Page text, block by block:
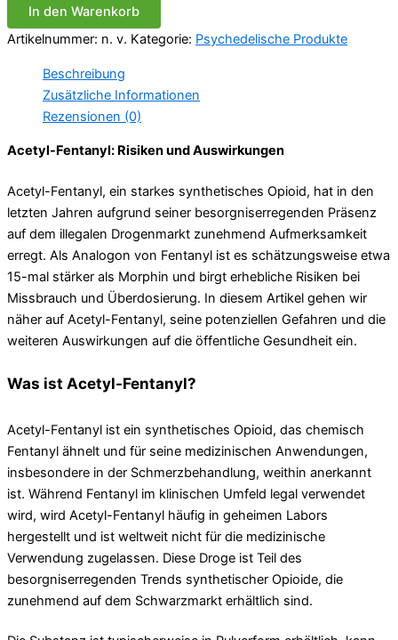
In den Warenkorb
Artikelnummer: n. v. Kategorie: Psychedelische Produkte
Beschreibung
Zusätzliche Informationen
Rezensionen (0)
Acetyl-Fentanyl: Risiken und Auswirkungen
Acetyl-Fentanyl, ein starkes synthetisches Opioid, hat in den
letzten Jahren aufgrund seiner besorgniserregenden Präsenz
auf dem illegalen Drogenmarkt zunehmend Aufmerksamkeit
erregt. Als Analogon von Fentanyl ist es schätzungsweise etwa
15-mal stärker als Morphin und birgt erhebliche Risiken bei
Missbrauch und Überdosierung. In diesem Artikel gehen wir
näher auf Acetyl-Fentanyl, seine potenziellen Gefahren und die
weiteren Auswirkungen auf die öffentliche Gesundheit ein.
Was ist Acetyl-Fentanyl?
Acetyl-Fentanyl ist ein synthetisches Opioid, das chemisch
Fentanyl ähnelt und für seine medizinischen Anwendungen,
insbesondere in der Schmerzbehandlung, weithin anerkannt
ist. Während Fentanyl im klinischen Umfeld legal verwendet
wird, wird Acetyl-Fentanyl häufig in geheimen Labors
hergestellt und ist weltweit nicht für die medizinische
Verwendung zugelassen. Diese Droge ist Teil des
besorgniserregenden Trends synthetischer Opioide, die
zunehmend auf dem Schwarzmarkt erhältlich sind.